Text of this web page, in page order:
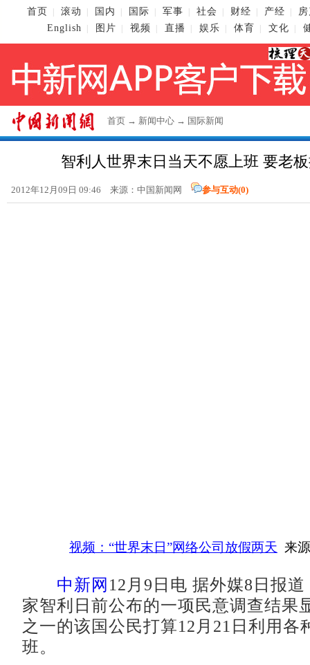
首页 滚动 国内 国际 军事 社会 财经 产经
English
图片 视频 直播 娱乐 体育 文化
首页 → 新闻中心 → 国际新闻
智利人世界末日当天不愿上班 要老
2012年12月09日 09:46 来源： 中国新闻网 参与互动(0)
视频：“世界末日”网络公司放假两天 来
中新网 12月9日电 据外媒8日报
家智利日前公布的一项民意调查结果
之一的该国公民打算12月21日利用各
班。